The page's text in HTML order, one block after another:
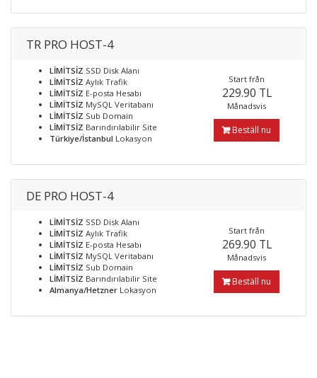
TR PRO HOST-4
LİMİTSİZ SSD Disk Alanı
LİMİTSİZ Aylık Trafik
LİMİTSİZ E-posta Hesabı
LİMİTSİZ MySQL Veritabanı
LİMİTSİZ Sub Domain
LİMİTSİZ Barındırılabilir Site
Türkiye/İstanbul Lokasyon
Start från
229.90 TL
Månadsvis
Beställ nu
DE PRO HOST-4
LİMİTSİZ SSD Disk Alanı
LİMİTSİZ Aylık Trafik
LİMİTSİZ E-posta Hesabı
LİMİTSİZ MySQL Veritabanı
LİMİTSİZ Sub Domain
LİMİTSİZ Barındırılabilir Site
Almanya/Hetzner Lokasyon
Start från
269.90 TL
Månadsvis
Beställ nu